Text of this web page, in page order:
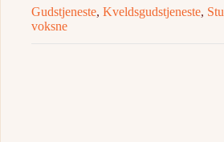
Gudstjeneste,Kveldsgudstjeneste,
voksne